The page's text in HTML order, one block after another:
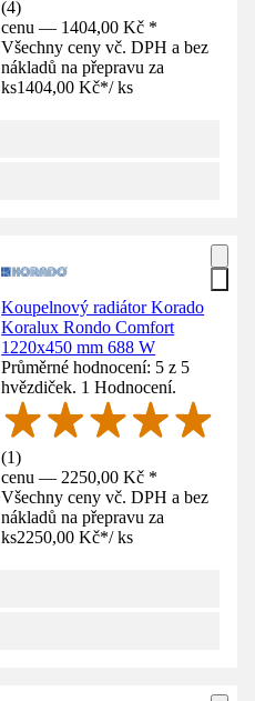
(4)
cenu — 1404,00 Kč *
Všechny ceny vč. DPH a bez
nákladů na přepravu za
ks1404,00 Kč*/ ks
Koupelnový radiátor Korado
Koralux Rondo Comfort
1220x450 mm 688 W
Průměrné hodnocení: 5 z 5
hvězdiček. 1 Hodnocení.
(1)
cenu — 2250,00 Kč *
Všechny ceny vč. DPH a bez
nákladů na přepravu za
ks2250,00 Kč*/ ks